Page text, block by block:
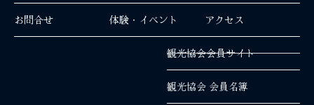
お問合せ 体験・イベント アクセス
観光協会会員サイト
観光協会 会員名簿